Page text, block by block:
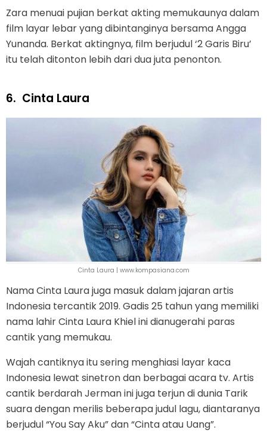
Zara menuai pujian berkat akting memukaunya dalam
film layar lebar yang dibintanginya bersama Angga
Yunanda. Berkat aktingnya, film berjudul ‘2 Garis Biru’
itu telah ditonton lebih dari dua juta penonton.
6. Cinta Laura
Cinta Laura | www.kompasiana.com
Nama Cinta Laura juga masuk dalam jajaran artis
Indonesia tercantik 2019. Gadis 25 tahun yang memiliki
nama lahir Cinta Laura Khiel ini dianugerahi paras
cantik yang memukau.
Wajah cantiknya itu sering menghiasi layar kaca
Indonesia lewat sinetron dan berbagai acara tv. Artis
cantik berdarah Jerman ini juga terjun di dunia Tarik
suara dengan merilis beberapa judul lagu, diantaranya
berjudul “You Say Aku” dan “Cinta atau Uang”.